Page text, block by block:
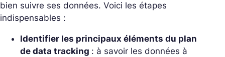
bien suivre ses données. Voici les étapes
indispensables :
Identifier les principaux éléments du plan
de data tracking : à savoir les données à